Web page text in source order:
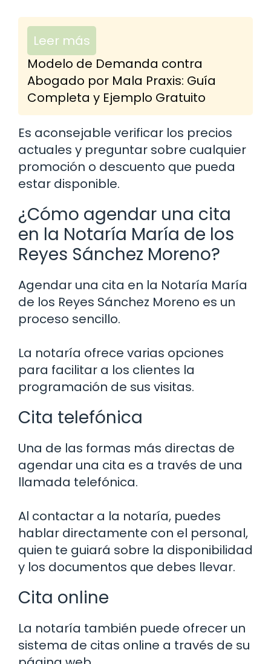
Leer más
Modelo de Demanda contra
Abogado por Mala Praxis: Guía
Completa y Ejemplo Gratuito
Es aconsejable verificar los precios
actuales y preguntar sobre cualquier
promoción o descuento que pueda
estar disponible.
¿Cómo agendar una cita
en la Notaría María de los
Reyes Sánchez Moreno?
Agendar una cita en la Notaría María
de los Reyes Sánchez Moreno es un
proceso sencillo.
La notaría ofrece varias opciones
para facilitar a los clientes la
programación de sus visitas.
Cita telefónica
Una de las formas más directas de
agendar una cita es a través de una
llamada telefónica.
Al contactar a la notaría, puedes
hablar directamente con el personal,
quien te guiará sobre la disponibilidad
y los documentos que debes llevar.
Cita online
La notaría también puede ofrecer un
sistema de citas online a través de su